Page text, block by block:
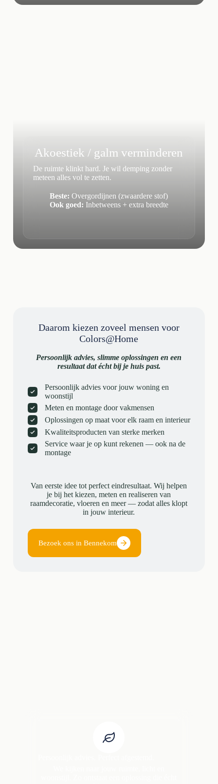
Akoestiek / galm verminderen
De ruimte klinkt hard. Je wil demping zonder
meteen alles vol te zetten.
Beste: Overgordijnen (zwaardere stof)
Ook goed: Inbetweens + extra breedte
Daarom kiezen zoveel mensen voor
Colors@Home
Persoonlijk advies, slimme oplossingen en een
resultaat dat écht bij je huis past.
Persoonlijk advies voor jouw woning en
woonstijl
Meten en montage door vakmensen
Oplossingen op maat voor elk raam en interieur
Kwaliteitsproducten van sterke merken
Service waar je op kunt rekenen — ook na de
montage
Van eerste idee tot perfect eindresultaat. Wij helpen
je bij het kiezen, meten en realiseren van
raamdecoratie, vloeren en meer — zodat alles klopt
in jouw interieur.
Bezoek ons in Bennekom